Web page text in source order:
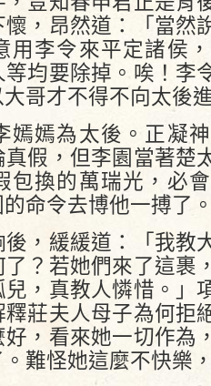
懷，昂然道：「當然
用李令來平定諸侯
均要除掉。唉！李
哥才不得不向太後
嫣嫣為太後。正凝
假，但李園當著楚
包換的萬瑞光，必
命令去博他一搏了
，緩緩道：「我教
？若她們來了這裹
兒，真教人憐惜。」
莊夫人母子為何拒
，看來她一切作為
難怪她這麼不快樂